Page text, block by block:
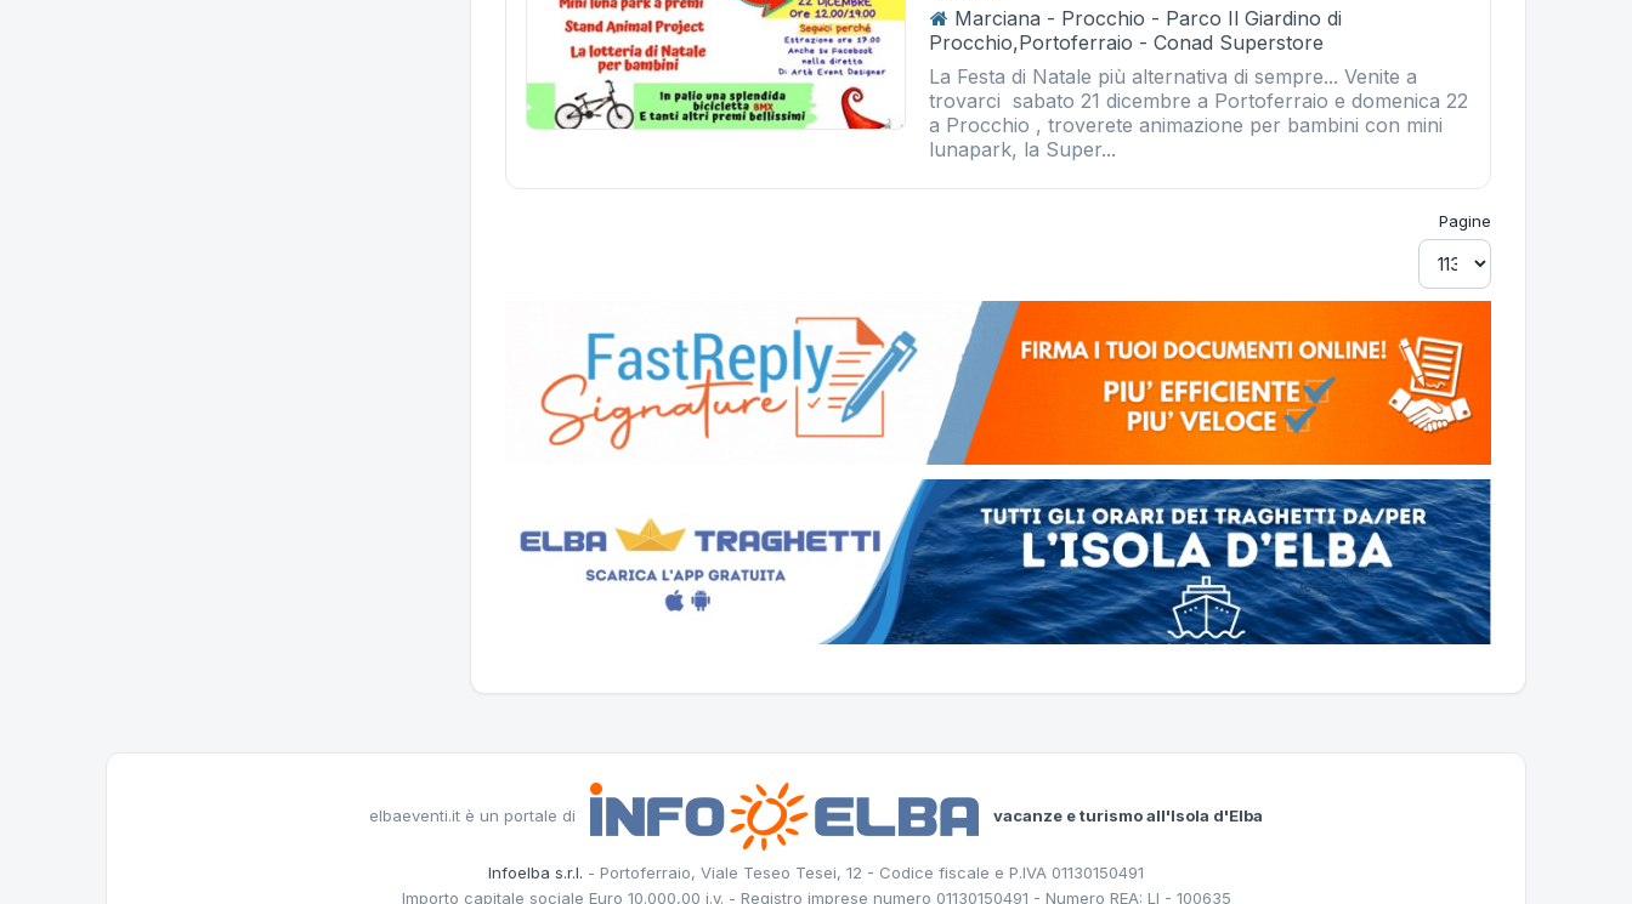
Marciana - Procchio - Parco Il Giardino di
Procchio,Portoferraio - Conad Superstore
La Festa di Natale più alternativa di sempre... Venite a
trovarci sabato 21 dicembre a Portoferraio e domenica 22
a Procchio , troverete animazione per bambini con mini
lunapark, la Super...
Pagine
elbaeventi.it è un portale di vacanze e turismo all'Isola d'Elba
Infoelba s.r.l. - Portoferraio, Viale Teseo Tesei, 12 - Codice fiscale e P.IVA 01130150491
Importo capitale sociale Euro 10.000,00 i.v. - Registro imprese numero 01130150491 - Numero REA: LI - 100635